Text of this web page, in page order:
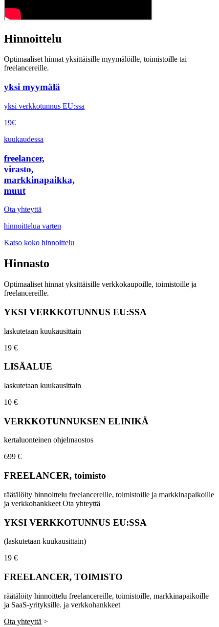
Hinnoittelu
Optimaaliset hinnat yksittäisille myymälöille, toimistoille tai
freelancereille.
yksi myymälä
yksi verkkotunnus EU:ssa
19€
kuukaudessa
freelancer,
virasto,
markkinapaikka,
muut
Ota yhteyttä
hinnoittelua varten
Katso koko hinnoittelu
Hinnasto
Optimaaliset hinnat yksittäisille verkkokaupoille, toimistoille ja
freelancereille.
YKSI VERKKOTUNNUS EU:SSA
laskutetaan kuukausittain
19 €
LISÄALUE
laskutetaan kuukausittain
10 €
VERKKOTUNNUKSEN ELINIKÄ
kertaluonteinen ohjelmaostos
699 €
FREELANCER, toimisto
räätälöity hinnoittelu freelancereille, toimistoille ja markkinapaikoille
ja verkkohankkeet Ota yhteyttä
YKSI VERKKOTUNNUS EU:SSA
(laskutetaan kuukausittain)
19 €
FREELANCER, TOIMISTO
räätälöity hinnoittelu freelancereille, toimistoille, markkinapaikoille
ja SaaS-yrityksille. ja verkkohankkeet
Ota yhteyttä >